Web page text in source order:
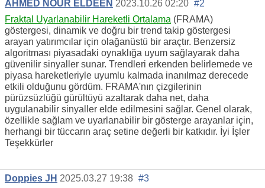
AHMED NOUR ELDEEN 2023.10.26 02:20 #2
Fraktal Uyarlanabilir Hareketli Ortalama (FRAMA)
göstergesi, dinamik ve doğru bir trend takip göstergesi
arayan yatırımcılar için olağanüstü bir araçtır. Benzersiz
algoritması piyasadaki oynaklığa uyum sağlayarak daha
güvenilir sinyaller sunar. Trendleri erkenden belirlemede ve
piyasa hareketleriyle uyumlu kalmada inanılmaz derecede
etkili olduğunu gördüm. FRAMA'nın çizgilerinin
pürüzsüzlüğü gürültüyü azaltarak daha net, daha
uygulanabilir sinyaller elde edilmesini sağlar. Genel olarak,
özellikle sağlam ve uyarlanabilir bir gösterge arayanlar için,
herhangi bir tüccarın araç setine değerli bir katkıdır. İyi İşler
Teşekkürler
Doppies JH 2025.03.27 19:38 #3